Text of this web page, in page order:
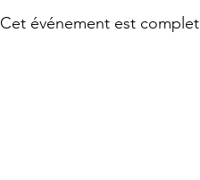
Cet événement est complet